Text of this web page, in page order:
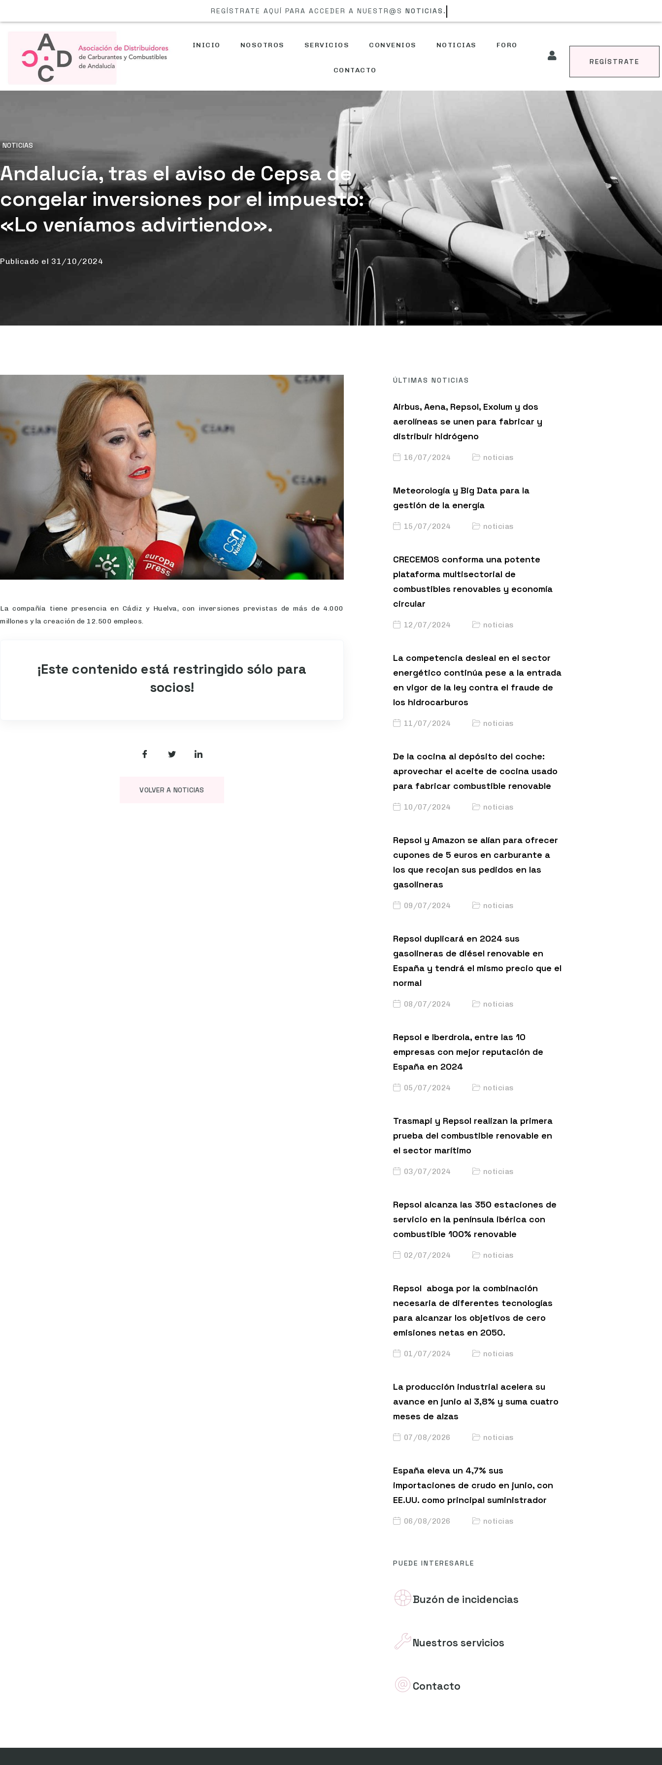
REGÍSTRATE AQUÍ PARA ACCEDER A NUESTR@S NOTICIAS.
INICIO NOSOTROS SERVICIOS CONVENIOS NOTICIAS FORO
CONTACTO
REGÍSTRATE
NOTICIAS
Andalucía, tras el aviso de Cepsa de
congelar inversiones por el impuesto:
«Lo veníamos advirtiendo».
Publicado el 31/10/2024
La compañía tiene presencia en Cádiz y Huelva, con inversiones previstas de más de 4.000
millones y la creación de 12.500 empleos.
¡Este contenido está restringido sólo para
socios!
VOLVER A NOTICIAS
ÚLTIMAS NOTICIAS
Airbus, Aena, Repsol, Exolum y dos
aerolíneas se unen para fabricar y
distribuir hidrógeno
16/07/2024 noticias
Meteorología y Big Data para la
gestión de la energía
15/07/2024 noticias
CRECEMOS conforma una potente
plataforma multisectorial de
combustibles renovables y economía
circular
12/07/2024 noticias
La competencia desleal en el sector
energético continúa pese a la entrada
en vigor de la ley contra el fraude de
los hidrocarburos
11/07/2024 noticias
De la cocina al depósito del coche:
aprovechar el aceite de cocina usado
para fabricar combustible renovable
10/07/2024 noticias
Repsol y Amazon se alían para ofrecer
cupones de 5 euros en carburante a
los que recojan sus pedidos en las
gasolineras
09/07/2024 noticias
Repsol duplicará en 2024 sus
gasolineras de diésel renovable en
España y tendrá el mismo precio que el
normal
08/07/2024 noticias
Repsol e Iberdrola, entre las 10
empresas con mejor reputación de
España en 2024
05/07/2024 noticias
Trasmapi y Repsol realizan la primera
prueba del combustible renovable en
el sector marítimo
03/07/2024 noticias
Repsol alcanza las 350 estaciones de
servicio en la península ibérica con
combustible 100% renovable
02/07/2024 noticias
Repsol aboga por la combinación
necesaria de diferentes tecnologías
para alcanzar los objetivos de cero
emisiones netas en 2050.
01/07/2024 noticias
La producción industrial acelera su
avance en junio al 3,8% y suma cuatro
meses de alzas
07/08/2026 noticias
España eleva un 4,7% sus
importaciones de crudo en junio, con
EE.UU. como principal suministrador
06/08/2026 noticias
PUEDE INTERESARLE
Buzón de incidencias
Nuestros servicios
Contacto